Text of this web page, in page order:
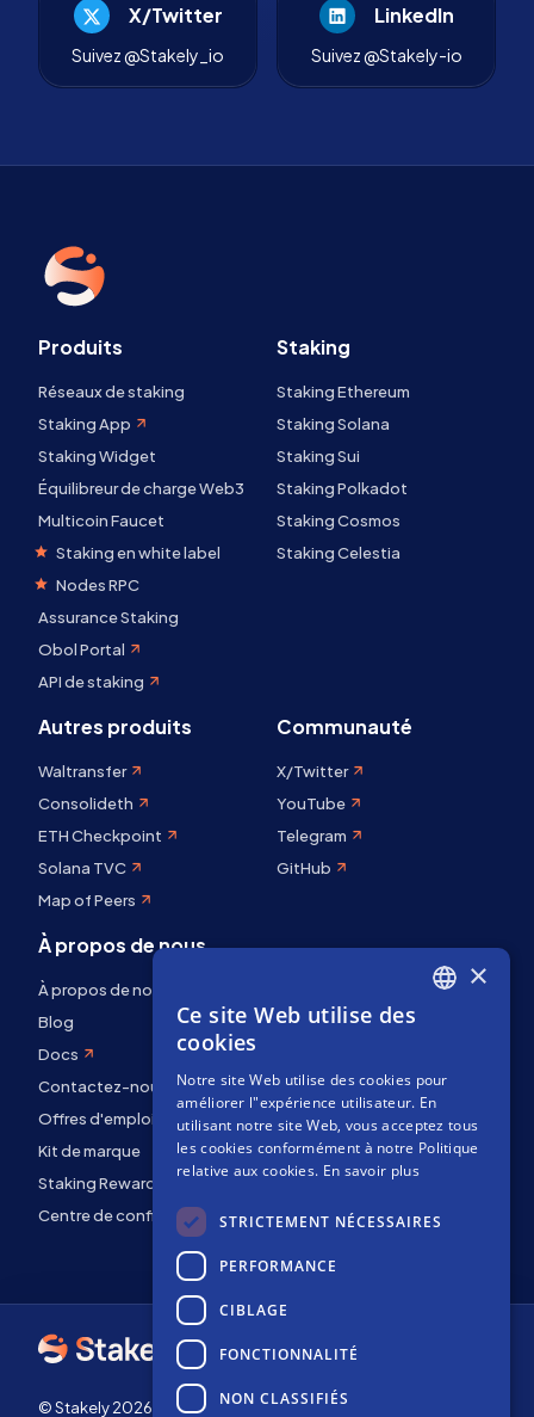
X/Twitter
Suivez @Stakely_io
LinkedIn
Suivez @Stakely-io
Produits
Réseaux de staking
Staking App
Staking Widget
Équilibreur de charge Web3
Multicoin Faucet
Staking en white label
Nodes RPC
Assurance Staking
Obol Portal
API de staking
Staking
Staking Ethereum
Staking Solana
Staking Sui
Staking Polkadot
Staking Cosmos
Staking Celestia
Autres produits
Waltransfer
Consolideth
ETH Checkpoint
Solana TVC
Map of Peers
Communauté
X/Twitter
YouTube
Telegram
GitHub
À propos de nous
À propos de nous
Blog
Docs
Contactez-nous
Offres d'emploi
Kit de marque
Staking Rewards
Centre de confidentialité
© Stakely 2026 | Stakely, S.L. | NIF B72551682
FRENCH
×
Ce site Web utilise des
cookies
Notre site Web utilise des cookies pour
améliorer l"expérience utilisateur. En
utilisant notre site Web, vous acceptez tous
les cookies conformément à notre Politique
relative aux cookies. En savoir plus
STRICTEMENT NÉCESSAIRES
PERFORMANCE
CIBLAGE
FONCTIONNALITÉ
NON CLASSIFIÉS